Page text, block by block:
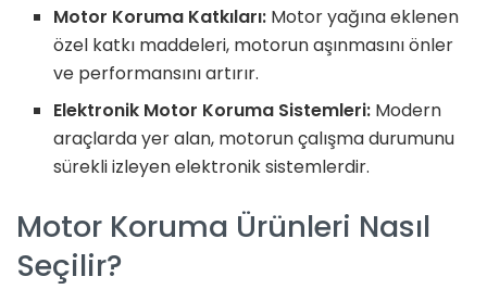
Motor Koruma Katkıları: Motor yağına eklenen
özel katkı maddeleri, motorun aşınmasını önler
ve performansını artırır.
Elektronik Motor Koruma Sistemleri: Modern
araçlarda yer alan, motorun çalışma durumunu
sürekli izleyen elektronik sistemlerdir.
Motor Koruma Ürünleri Nasıl
Seçilir?